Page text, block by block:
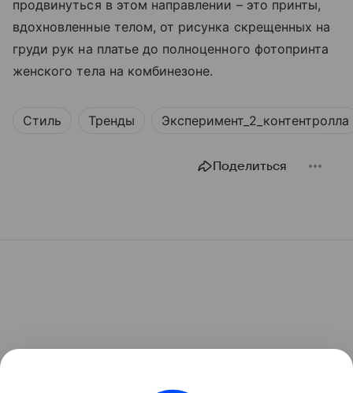
продвинуться в этом направлении – это принты,
вдохновленные телом, от рисунка скрещенных на
груди рук на платье до полноценного фотопринта
женского тела на комбинезоне.
Стиль Тренды Эксперимент_2_контентролла
Поделиться